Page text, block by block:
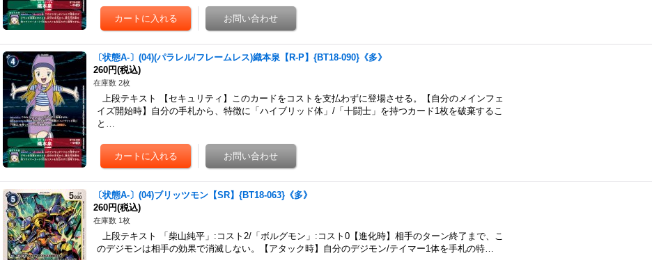
〔状態A-〕(04)(パラレル/フレームレス)織本泉【R-P】{BT18-090}《多》
260円(税込)
在庫数 2枚
上段テキスト 【セキュリティ】このカードをコストを支払わずに登場させる。【自分のメインフェ
イズ開始時】自分の手札から、特徴に「ハイブリッド体」/「十闘士」を持つカード1枚を破棄するこ
と…
〔状態A-〕(04)ブリッツモン【SR】{BT18-063}《多》
260円(税込)
在庫数 1枚
上段テキスト 「柴山純平」:コスト2/「ボルグモン」:コスト0【進化時】相手のターン終了まで、こ
のデジモンは相手の効果で消滅しない。【アタック時】自分のデジモン/テイマー1体を手札の特…